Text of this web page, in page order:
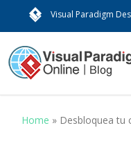
Visual Paradigm
Home » Desbloquea tu